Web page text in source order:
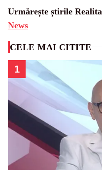
Urmărește știrile
News
CELE MAI CITITE
1